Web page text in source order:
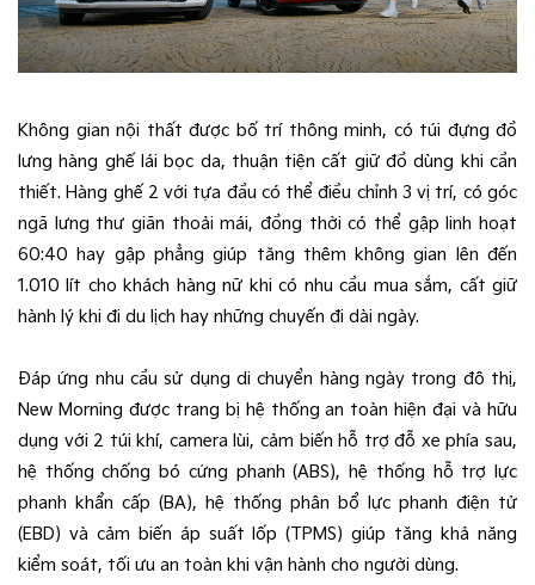
Không gian nội thất được bố trí thông minh, có túi đựng đồ
lưng hàng ghế lái bọc da, thuận tiện cất giữ đồ dùng khi cần
thiết. Hàng ghế 2 với tựa đầu có thể điều chỉnh 3 vị trí, có góc
ngã lưng thư giãn thoải mái, đồng thời có thể gập linh hoạt
60:40 hay gập phẳng giúp tăng thêm không gian lên đến
1.010 lít cho khách hàng nữ khi có nhu cầu mua sắm, cất giữ
hành lý khi đi du lịch hay những chuyến đi dài ngày.
Đáp ứng nhu cầu sử dụng di chuyển hàng ngày trong đô thị,
New Morning được trang bị hệ thống an toàn hiện đại và hữu
dụng với 2 túi khí, camera lùi, cảm biến hỗ trợ đỗ xe phía sau,
hệ thống chống bó cứng phanh (ABS), hệ thống hỗ trợ lực
phanh khẩn cấp (BA), hệ thống phân bổ lực phanh điện tử
(EBD) và cảm biến áp suất lốp (TPMS) giúp tăng khả năng
kiểm soát, tối ưu an toàn khi vận hành cho người dùng.